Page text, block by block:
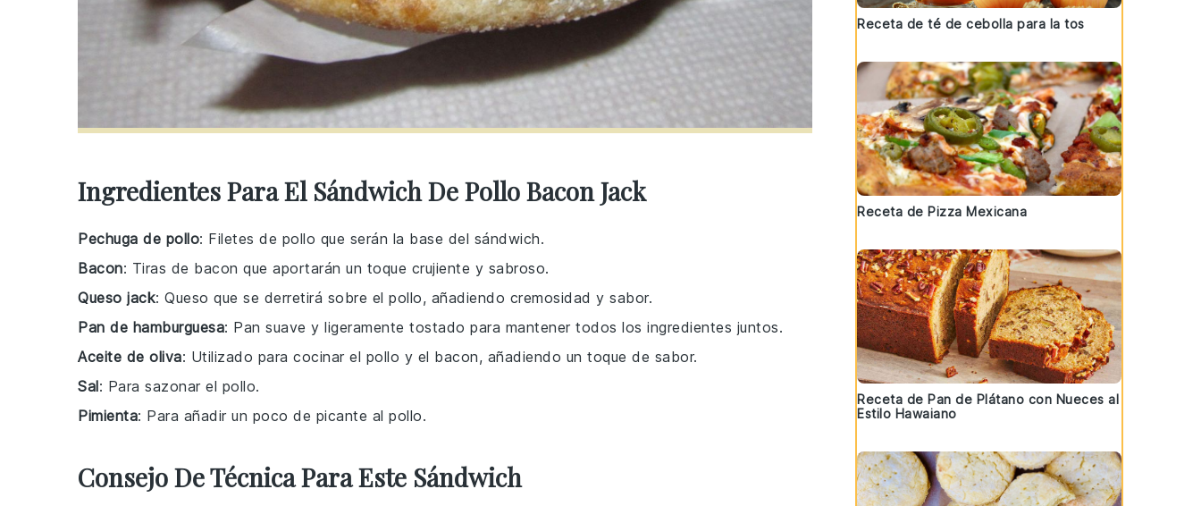
Ingredientes Para El Sándwich De Pollo Bacon Jack
Pechuga de pollo: Filetes de pollo que serán la base del sándwich.
Bacon: Tiras de bacon que aportarán un toque crujiente y sabroso.
Queso jack: Queso que se derretirá sobre el pollo, añadiendo cremosidad y sabor.
Pan de hamburguesa: Pan suave y ligeramente tostado para mantener todos los ingredientes juntos.
Aceite de oliva: Utilizado para cocinar el pollo y el bacon, añadiendo un toque de sabor.
Sal: Para sazonar el pollo.
Pimienta: Para añadir un poco de picante al pollo.
Consejo De Técnica Para Este Sándwich
Receta de té de cebolla para la tos
Receta de Pizza Mexicana
Receta de Pan de Plátano con Nueces al
Estilo Hawaiano